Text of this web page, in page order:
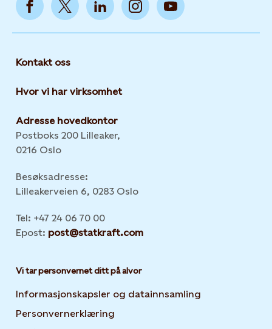
Kontakt oss
Hvor vi har virksomhet
Adresse hovedkontor
Postboks 200 Lilleaker,
0216 Oslo
Besøksadresse:
Lilleakerveien 6, 0283 Oslo
Tel: +47 24 06 70 00
Epost: post@statkraft.com
Vi tar personvernet ditt på alvor
Informasjonskapsler og datainnsamling
Personvernerklæring